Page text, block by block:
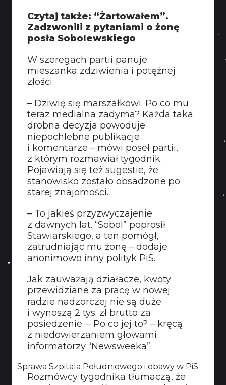
Czytaj także: “Żartowałem”.
Zadzwonili z pytaniami o żonę
posła Sobolewskiego
W szeregach partii panuje
mieszanka zdziwienia i potężnej
złości.
– Dziwię się marszałkowi. Po co mu
teraz medialna zadyma? Każda taka
drobna decyzja powoduje
niepochlebne publikacje
i komentarze – mówi poseł partii,
z którym rozmawiał tygodnik.
Pojawiają się też sugestie, że
stanowisko zostało obsadzone po
starej znajomości.
– To jakieś przyzwyczajenie
z dawnych lat. “Sobol” poprosił
Stawiarskiego, a ten pomógł,
zatrudniając mu żonę – dodaje
anonimowo inny polityk PiS.
Jak zauważają działacze, kwoty
przewidziane za pracę w nowej
radzie nadzorczej nie są duże
i wynoszą 2 tys. zł brutto za
posiedzenie. – Po co jej to? – kręcą
z niedowierzaniem głowami
informatorzy “Newsweeka”.
Sprawa Szpitala Południowego i obawy w PiS
Rozmówcy tygodnika tłumaczą, że